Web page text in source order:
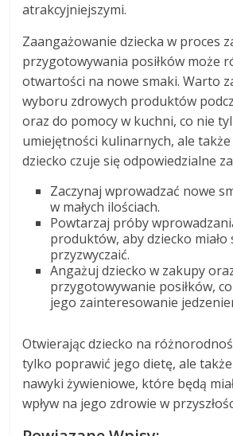
atrakcyjniejszymi.
Zaangażowanie dziecka w proces
przygotowywania posiłków może
otwartości na nowe smaki. Warto
wyboru zdrowych produktów
oraz do pomocy w kuchni, co nie
umiejętności kulinarnych, ale
dziecko czuje się odpowiedzialne
Zaczynaj wprowadzać nowe
w małych ilościach.
Powtarzaj próby
produktów, aby dziecko miało
przyzwyczaić.
Angażuj dziecko w zakupy
przygotowywanie posiłków,
jego zainteresowanie
Otwierając dziecko na
tylko poprawić jego dietę, ale także
nawyki żywieniowe, które będą
wpływ na jego zdrowie w